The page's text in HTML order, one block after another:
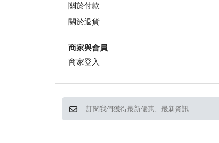
關於付款
關於退貨
商家與會員
商家登入